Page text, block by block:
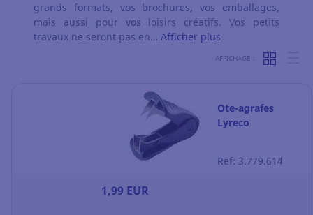
grands formats, vos brochures, vos emballages,
mais aussi pour vos loisirs créatifs. Vos petits
travaux ne seront pas en… Afficher plus
AFFICHAGE :
Ote-agrafes
Lyreco
Ref: 3.779.614
1,99 EUR